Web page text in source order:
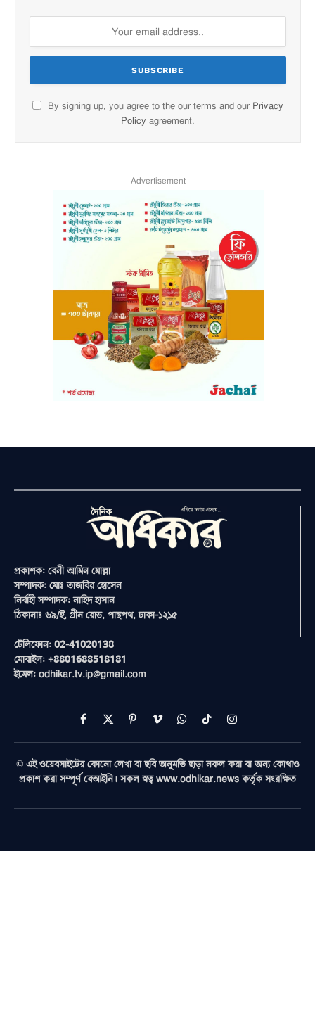
By signing up, you agree to the our terms and our Privacy
Policy agreement.
Advertisement
প্রকাশক: বেনী আমিন মোল্লা
সম্পাদক: মোঃ তাজবির হোসেন
নির্বাহী সম্পাদক: নাহিদ হাসান
ঠিকানাঃ ৬৯/ই, গ্রীন রোড, পান্থপথ, ঢাকা-১২১৫
টেলিফোন: 02-41020138
মোবাইল: +8801688518181
ইমেল: odhikar.tv.ip@gmail.com
Facebook
X
(Twitter)
PinterestVimeoWhatsAppTikTokInstagram
© এই ওয়েবসাইটের কোনো লেখা বা ছবি অনুমতি ছাড়া নকল করা বা অন্য কোথাও
প্রকাশ করা সম্পূর্ণ বেআইনি। সকল স্বত্ব www.odhikar.news কর্তৃক সংরক্ষিত